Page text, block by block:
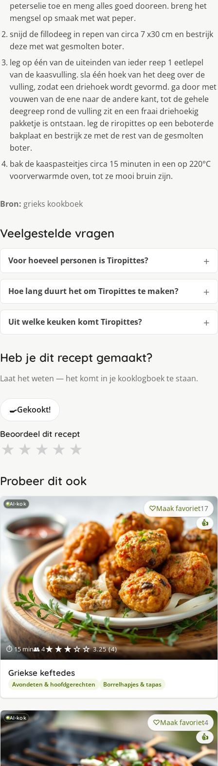
peterselie toe en meng alles goed dooreen. breng het
mengsel op smaak met wat peper.
snijd de fillodeeg in repen van circa 7 x30 cm en bestrijk
deze met wat gesmolten boter.
leg op één van de uiteinden van ieder reep 1 eetlepel
van de kaasvulling. sla één hoek van het deeg over de
vulling, zodat een driehoek wordt gevormd. ga door met
vouwen van de ene naar de andere kant, tot de gehele
deegreep rond de vulling zit en een fraai driehoekig
pakketje is ontstaan. leg de riropittes op een beboterde
bakplaat en bestrijk ze met de rest van de gesmolten
boter.
bak de kaaspasteitjes circa 15 minuten in een op 220°C
voorverwarmde oven, tot ze mooi bruin zijn.
Bron: grieks kookboek
Veelgestelde vragen
Voor hoeveel personen is Tiropittes?
Hoe lang duurt het om Tiropittes te maken?
Uit welke keuken komt Tiropittes?
Heb je dit recept gemaakt?
Laat het weten — het komt in je kooklogboek te staan.
🍳Gekookt!
Beoordeel dit recept
★ ★ ★ ★ ★
Probeer dit ook
AI-kok
⏱ 15 min👥 4★★★☆☆ 3.25 (4)
Maak favoriet17
👍
Griekse keftedes
Avondeten & hoofdgerechten Borrelhapjes & tapas
AI-kok Maak favoriet4
👍